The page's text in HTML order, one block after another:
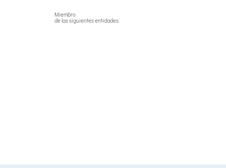
Miembro
de las siguientes entidades: